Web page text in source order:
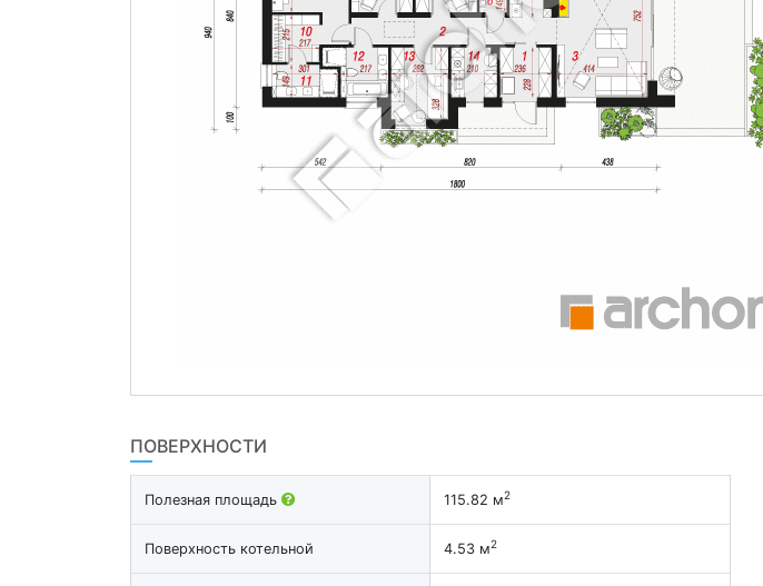
ПОВЕРХНОСТИ
Полезная площадь 115.82 м2
Поверхность котельной 4.53 м2